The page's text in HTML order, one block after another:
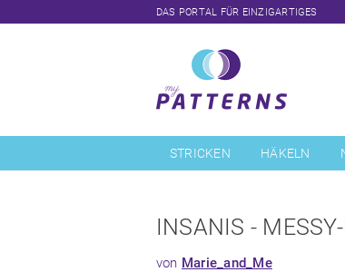
DAS PORTAL FÜR EINZIGARTIGES
überspringen
STRICKEN HÄKELN
INSANIS -
von Marie_and_Me